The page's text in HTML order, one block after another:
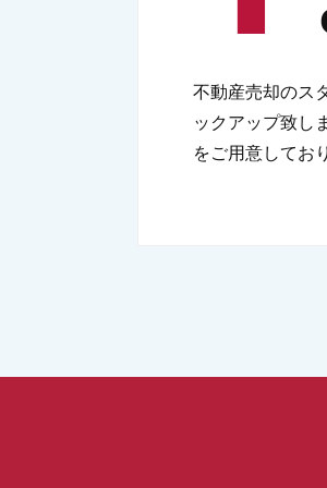
不動産売却のス
ックアップ致し
をご用意してお